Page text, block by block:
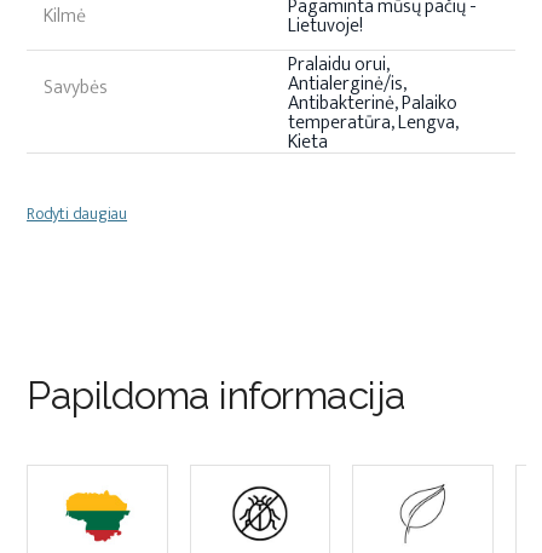
Kilmė Pagaminta mūsų pačių -
Lietuvoje!
Savybės
Pralaidu orui,
Antialerginė/is,
Antibakterinė, Palaiko
temperatūra, Lengva,
Kieta
Rodyti daugiau
Papildoma informacija